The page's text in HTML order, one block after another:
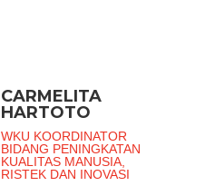
CARMELITA
HARTOTO
WKU KOORDINATOR
BIDANG PENINGKATAN
KUALITAS MANUSIA,
RISTEK DAN INOVASI